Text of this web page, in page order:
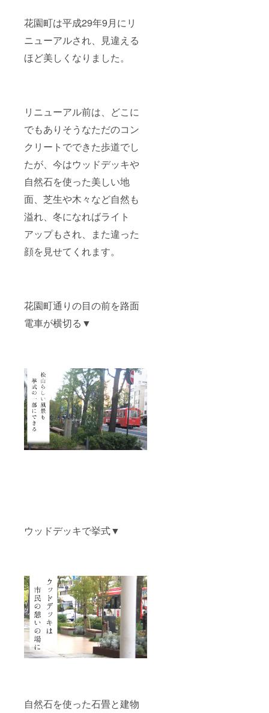
花園町は平成29年9月にリ
ニューアルされ、見違える
ほど美しくなりました。
リニューアル前は、どこに
でもありそうなただのコン
クリートでできた歩道でし
たが、今はウッドデッキや
自然石を使った美しい地
面、芝生や木々など自然も
溢れ、冬になればライト
アップもされ、また違った
顔を見せてくれます。
花園町通りの目の前を路面
電車が横切る▼
ウッドデッキで挙式▼
自然石を使った石畳と建物